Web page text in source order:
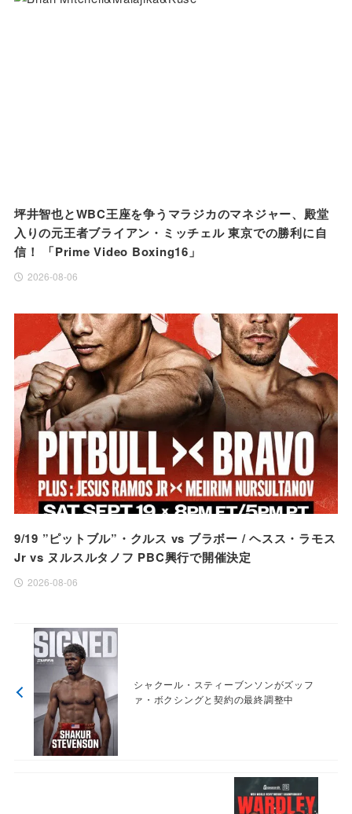
坪井智也とWBC王座を争うマラジカのマネジャー、殿堂
入りの元王者ブライアン・ミッチェル 東京での勝利に自
信！ 「Prime Video Boxing16」
2026-08-06
9/19 ”ピットブル”・クルス vs ブラボー / ヘスス・ラモス
Jr vs ヌルスルタノフ PBC興行で開催決定
2026-08-06
シャクール・スティーブンソンがズッフ
ァ・ボクシングと契約の最終調整中